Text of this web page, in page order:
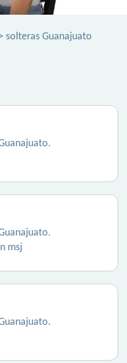
solteras Guanajuato
msj